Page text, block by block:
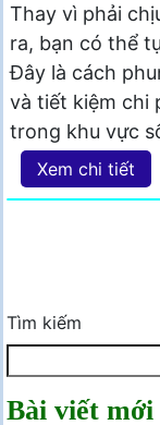
Thay vì phải
ra, bạn có thể
Đây là cách
và tiết kiệm chi
trong khu vực
Xem chi tiết
Tìm kiếm
Bài viết mới